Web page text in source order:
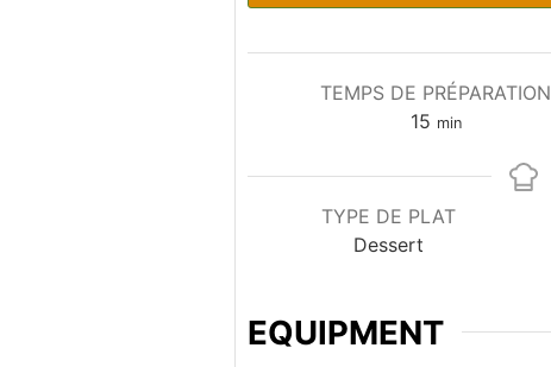
TEMPS DE PRÉPARATION
15minutes
min
TYPE DE PLAT
Dessert
EQUIPMENT